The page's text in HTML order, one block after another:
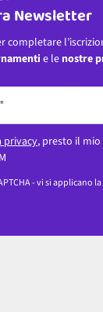
Newsletter
e le nostre
privacy, presto il
- vi si applicano la